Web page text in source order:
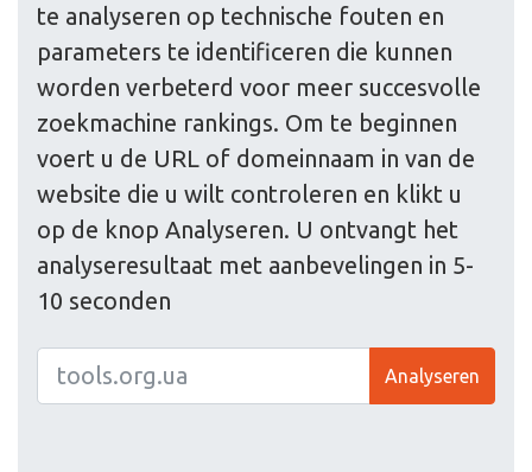
te analyseren op technische fouten en
parameters te identificeren die kunnen
worden verbeterd voor meer succesvolle
zoekmachine rankings. Om te beginnen
voert u de URL of domeinnaam in van de
website die u wilt controleren en klikt u
op de knop Analyseren. U ontvangt het
analyseresultaat met aanbevelingen in 5-
10 seconden
Analyseren